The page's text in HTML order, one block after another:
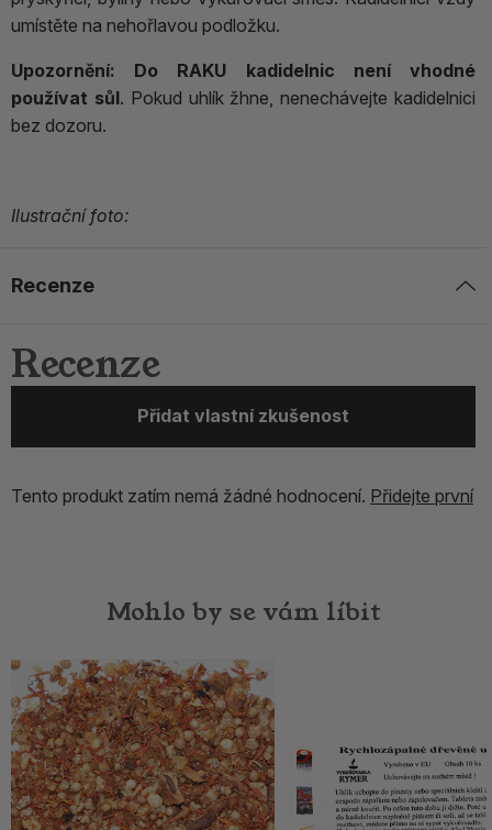
umístěte na nehořlavou podložku.
Upozornění:
Do RAKU kadidelnic není vhodné
používat sůl. Pokud uhlík žhne, nenechávejte kadidelnici
bez dozoru.
Ilustrační foto:
Recenze
Recenze
Přidat vlastní zkušenost
Tento produkt zatím nemá žádné hodnocení. Přidejte první
Mohlo by se vám líbit